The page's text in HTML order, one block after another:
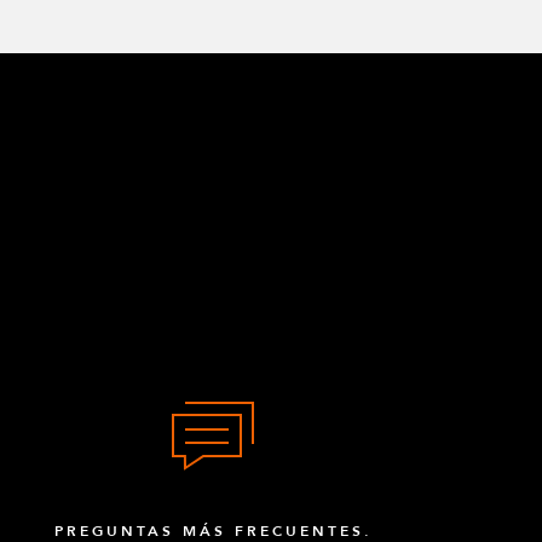
PREGUNTAS MÁS FRECUENTES.